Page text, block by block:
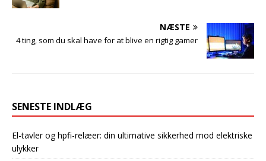
NÆSTE
4 ting, som du skal have for at blive en rigtig gamer
SENESTE INDLÆG
El-tavler og hpfi-relæer: din ultimative sikkerhed mod elektriske
ulykker